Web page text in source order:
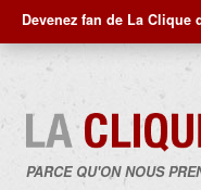
Devenez fan de La Clique
PARCE QU'ON NOUS